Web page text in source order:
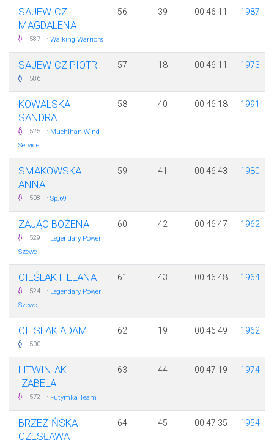
SAJEWICZ
MAGDALENA
587 · Walking Warriors
56 39 00:46:11 1987
SAJEWICZ PIOTR
586
57 18 00:46:11 1973
KOWALSKA
SANDRA
525 · Muehlhan Wind
Service
58 40 00:46:18 1991
SMAKOWSKA
ANNA
508 · Sp.69
59 41 00:46:43 1980
ZAJĄC BOŻENA
529 · Legendary Power
Szewc
60 42 00:46:47 1962
CIEŚLAK HELANA
524 · Legendary Power
Szewc
61 43 00:46:48 1964
CIESLAK ADAM
500
62 19 00:46:49 1962
LITWINIAK
IZABELA
572 · Futymka Team
63 44 00:47:19 1974
BRZEZIŃSKA
CZESŁAWA
64 45 00:47:35 1954